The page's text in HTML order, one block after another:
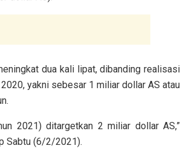
dua kali lipat, dibanding realisasi
yakni sebesar 1 miliar dollar AS atau
2021) ditargetkan 2 miliar dollar AS,”
Sabtu (6/2/2021).